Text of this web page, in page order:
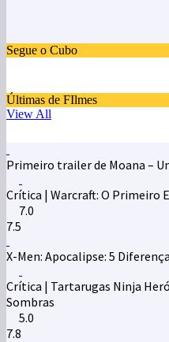
Segue o Cubo
Últimas de FIlmes
View All
Primeiro trailer de Moana –
Crítica | Warcraft: O Primeiro
7.0
7.5
X-Men: Apocalipse: 5
Crítica | Tartarugas Ninja
Sombras
5.0
7.8